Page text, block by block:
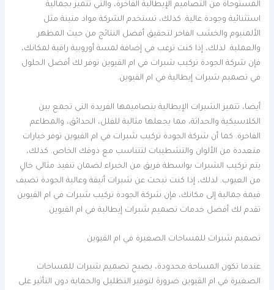
المستوحاة من التصاميم الإيطالية الفاخرة، والتي تتميز بجمالية
استثنائية وجودة عالية. كذلك، تستخدم الشركة مواد متينة مثل
الألمنيوم والخشب الفاخر لتحقيق أفضل النتائج من حيث المظهر
والعملية. لذلك، إذا كنت ترغب في إضافة لمسة أوروبية راقية لمكانك،
فإن شركة الجودة تركيب شبرات في ام القيوين توفر لك أفضل الحلول
في تصميم شبرات إيطالية في ام القيوين.
أيضا، تتميز الشبرات الإيطالية بتصاميمها الفريدة التي تجمع بين
الكلاسيكية والحداثة، مما يجعلها مثالية للفلل، الحدائق، والمطاعم
الفاخرة. كما أن شركة الجودة تركيب شبرات في ام القيوين توفر خيارات
متعددة من الألوان والتشطيبات لتتناسب مع ذوقك الخاص. كذلك،
يتم تركيب الشبرات بواسطة فريق من الخبراء لضمان تنفيذ مثالي خالٍ
من العيوب. لذلك، إذا كنت تبحث عن شبرات أنيقة وعالية الجودة تضيف
قيمة جمالية إلى مكانك، فإن شركة الجودة تركيب شبرات في ام القيوين
تقدم لك أفضل خدمات تصميم شبرات إيطالية في ام القيوين.
تصميم شبرات للمساحات الصغيرة في ام القيوين
عندما تكون المساحة محدودة، يصبح تصميم شبرات للمساحات
الصغيرة في ام القيوين ضرورة لتوفير التظليل والحماية دون التأثير على